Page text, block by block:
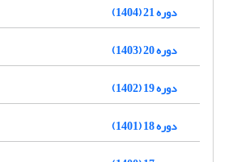
دوره 21 (1404)
دوره 20 (1403)
دوره 19 (1402)
دوره 18 (1401)